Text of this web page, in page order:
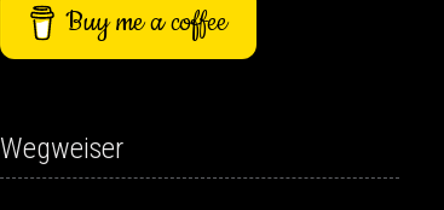
Buy me a coffee
Wegweiser